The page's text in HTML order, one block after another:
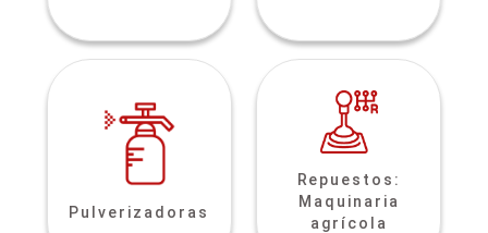
Pulverizadoras
Repuestos:
Maquinaria
agrícola